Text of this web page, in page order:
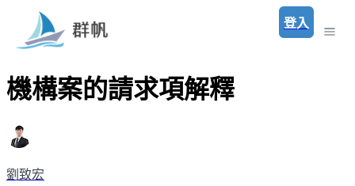
登入
機構案的請求項解釋
劉致宏